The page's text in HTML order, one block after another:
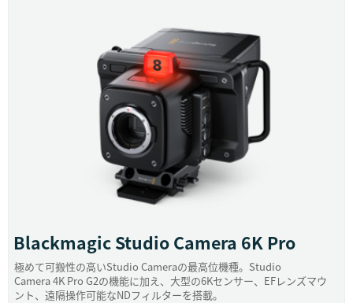
Malaysia
Netherlands
New Zealand
Singapore
South Africa
BlackmagicStudio Camera 6K Pro
極めて可搬性の高いStudio Cameraの最高位機種。Studio
Camera 4K Pro G2の機能に加え、大型の6Kセンサー、EFレンズマウ
ント、遠隔操作可能なNDフィルターを搭載。